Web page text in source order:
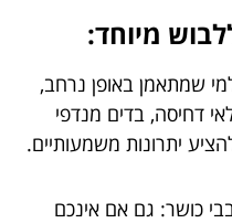
מיוחד:
שמתאמן באופן נרחב,
דחיסה, בדים מנדפי
להציע יתרונות משמעותיים.
כושר: גם אם אינכם